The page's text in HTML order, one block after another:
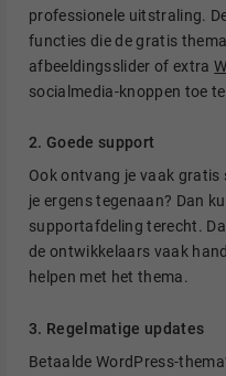
professionele uitstraling.
functies die de gratis
afbeeldingsslider of extra
socialmedia-knoppen toe
2. Goede support
Ook ontvang je vaak
je ergens tegenaan? Dan
supportafdeling terecht.
de ontwikkelaars vaak
helpen met het thema.
3. Regelmatige updates
Betaalde WordPress-